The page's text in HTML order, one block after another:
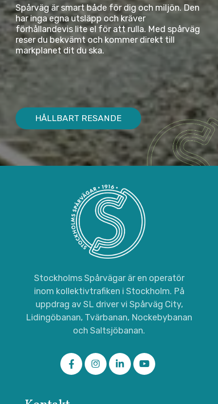
Spårväg är smart både för dig och miljön. Den
har inga egna utsläpp och kräver
förhållandevis lite el för att rulla. Med spårväg
reser du bekvämt och kommer direkt till
markplanet dit du ska.
HÅLLBART RESANDE
Stockholms Spårvägar är en operatör
inom kollektivtrafiken i Stockholm. På
uppdrag av SL driver vi Spårväg City,
Lidingöbanan, Tvärbanan, Nockebybanan
och Saltsjöbanan.